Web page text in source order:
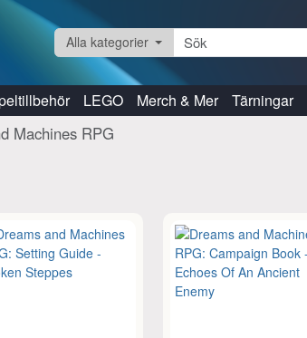
Alla kategorier
LEGO Merch & Mer Tärningar
Machines RPG